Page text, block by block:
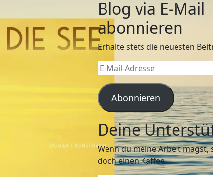
Blog via E-Mail
abonnieren
Erhalte stets die neuesten
E-
Mail-
Adresse
Abonnieren
Deine
Wenn du meine Arbeit magst,
doch einen Kaffee.